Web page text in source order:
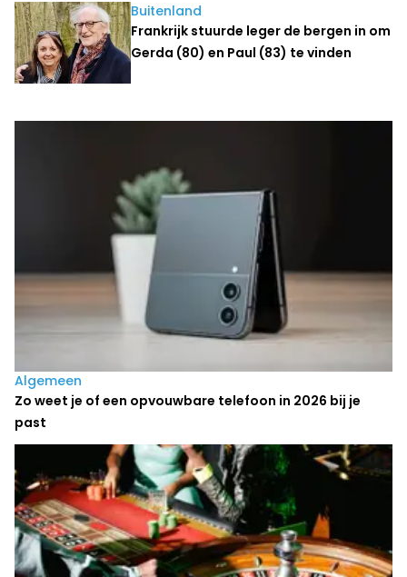
Buitenland
Frankrijk stuurde leger de bergen in om
Gerda (80) en Paul (83) te vinden
Laatste nieuws
Algemeen
Zo weet je of een opvouwbare telefoon in 2026 bij je
past